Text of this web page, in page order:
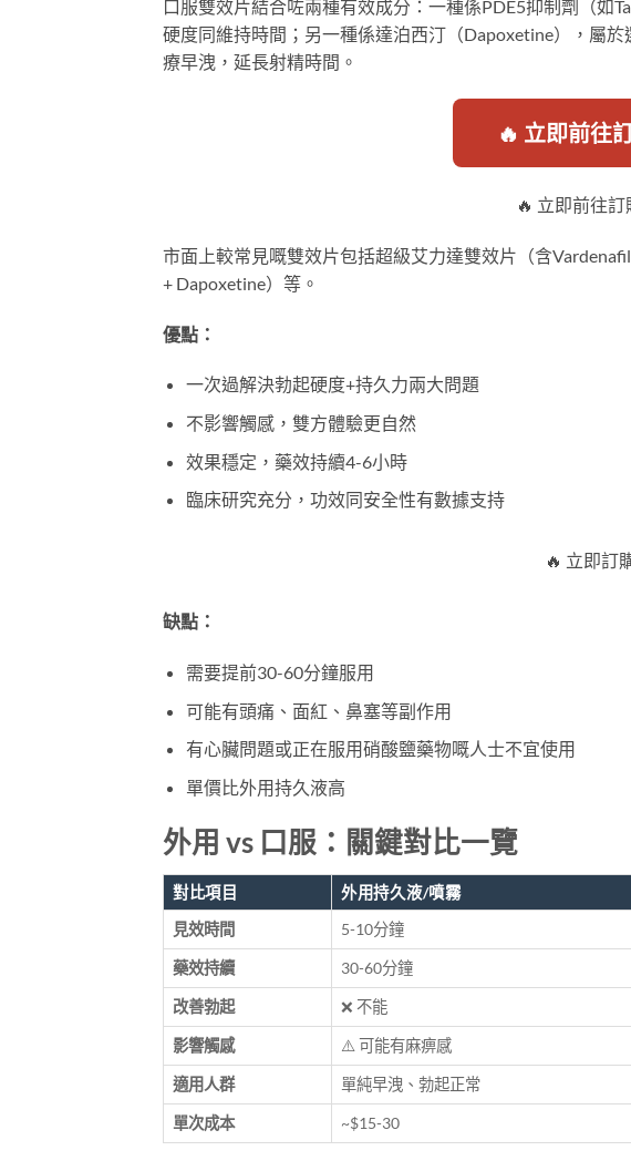
口服雙效片結合咗兩種有效成分：一種係PDE5抑制劑（如
硬度同維持時間；另一種係達泊西汀（Dapoxetine），屬
療早洩，延長射精時間。
🔥 立即前往
🔥 立即前往訂
市面上較常見嘅雙效片包括超級艾力達雙效片（含
+ Dapoxetine）等。
優點：
一次過解決勃起硬度+持久力兩大問題
不影響觸感，雙方體驗更自然
效果穩定，藥效持續4-6小時
臨床研究充分，功效同安全性有數據支持
🔥 立即訂
缺點：
需要提前30-60分鐘服用
可能有頭痛、面紅、鼻塞等副作用
有心臟問題或正在服用硝酸鹽藥物嘅人士不宜使用
單價比外用持久液高
外用 vs 口服：關鍵對比一覽
對比項目 外用持久液/噴霧
見效時間
5-10分鐘
藥效持續 30-60分鐘
改善勃起 ❌ 不能
影響觸感 ⚠️ 可能有麻痹感
適用人群 單純早洩、勃起正常
單次成本 ~$15-30